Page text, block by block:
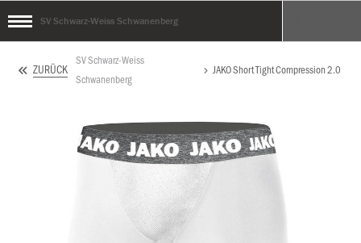
SV Schwarz-Weiss Schwanenberg
ZURÜCK
SV Schwarz-Weiss
Schwanenberg
JAKO Short Tight Compression 2.0